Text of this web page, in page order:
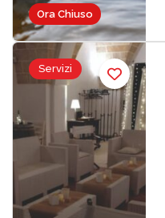
Ora Chiuso
Servizi